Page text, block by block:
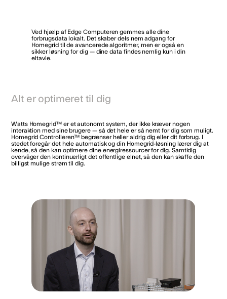
Ved hjælp af Edge Computeren gemmes alle dine
forbrugsdata lokalt. Det skaber dels nem adgang for
Homegrid til de avancerede algoritmer, men er også en
sikker løsning for dig — dine data findes nemlig kun i din
eltavle.
Alt er optimeret til dig
Watts Homegrid™ er et autonomt system, der ikke kræver nogen
interaktion med sine brugere — så det hele er så nemt for dig som muligt.
Homegrid Controlleren™ begrænser heller aldrig dig eller dit forbrug. I
stedet foregår det hele automatisk og din Homegrid-løsning lærer dig at
kende, så den kan optimere dine energiressourcer for dig. Samtidig
overvåger den kontinuerligt det offentlige elnet, så den kan skaffe den
billigst mulige strøm til dig.